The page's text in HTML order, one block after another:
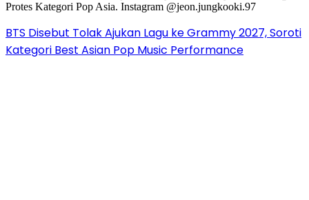
BTS Disebut Tolak Ajukan Lagu ke Grammy 2027, Soroti
Kategori Best Asian Pop Music Performance